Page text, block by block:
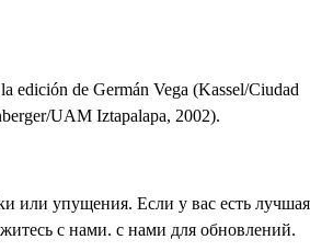
edición de Germán Vega (Kassel/Ciudad
UAM Iztapalapa, 2002).
или упущения. Если у вас есть лучшая
с нами. с нами для обновлений.